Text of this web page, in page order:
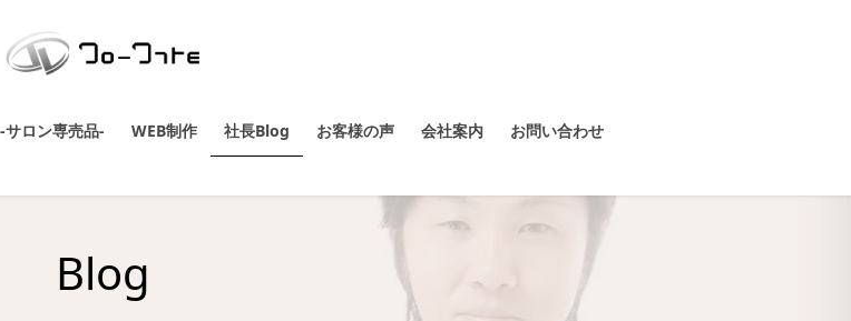
ロン専売品- WEB制作 社長Blog お客様の声 会社案内 お問い合わせ
Blog